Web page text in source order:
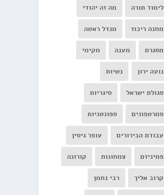
לימוד תורה מה זה יהודי
מחנה ריכוז מנדל ראטה
מסגרת מענה מקימי
נועה ירון נשיות
סגולת ישראל סיגריות
סמרטפונים ספונטניות
עבודת הבירורים עופר גיסין
פמיניזם צמחונות קורונה
קרוב אליך רבי נחמן